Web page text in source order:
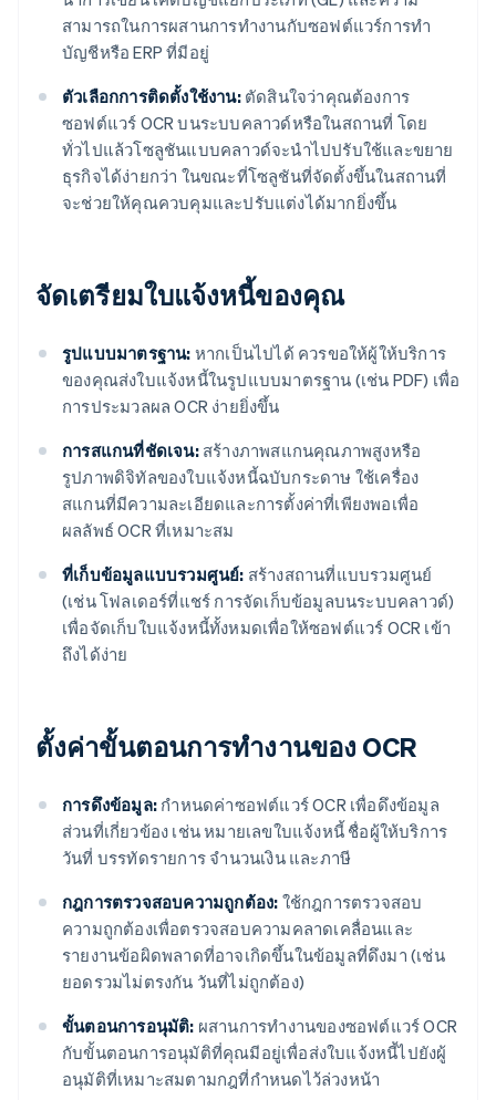
สามารถในการผสานการทํางานกับซอฟต์แวร์การทํา
บัญชีหรือ ERP ที่มีอยู่
ตัวเลือกการติดตั้งใช้งาน:ตัดสินใจว่าคุณต้องการ
ซอฟต์แวร์ OCR บนระบบคลาวด์หรือในสถานที่ โดย
ทั่วไปแล้วโซลูชันแบบคลาวด์จะนําไปปรับใช้และขยาย
ธุรกิจได้ง่ายกว่า ในขณะที่โซลูชันที่จัดตั้งขึ้นในสถานที่
จะช่วยให้คุณควบคุมและปรับแต่งได้มากยิ่งขึ้น
จัดเตรียมใบแจ้งหนี้ของคุณ
รูปแบบมาตรฐาน: หากเป็นไปได้ ควรขอให้ผู้ให้บริการ
ของคุณส่งใบแจ้งหนี้ในรูปแบบมาตรฐาน (เช่น PDF) เพื่อ
การประมวลผล OCR ง่ายยิ่งขึ้น
การสแกนที่ชัดเจน:สร้างภาพสแกนคุณภาพสูงหรือ
รูปภาพดิจิทัลของใบแจ้งหนี้ฉบับกระดาษ ใช้เครื่อง
สแกนที่มีความละเอียดและการตั้งค่าที่เพียงพอเพื่อ
ผลลัพธ์ OCR ที่เหมาะสม
ที่เก็บข้อมูลแบบรวมศูนย์: สร้างสถานที่แบบรวมศูนย์
(เช่น โฟลเดอร์ที่แชร์ การจัดเก็บข้อมูลบนระบบคลาวด์)
เพื่อจัดเก็บใบแจ้งหนี้ทั้งหมดเพื่อให้ซอฟต์แวร์ OCR เข้า
ถึงได้ง่าย
ตั้งค่าขั้นตอนการทํางานของ OCR
การดึงข้อมูล: กําหนดค่าซอฟต์แวร์ OCR เพื่อดึงข้อมูล
ส่วนที่เกี่ยวข้อง เช่น หมายเลขใบแจ้งหนี้ ชื่อผู้ให้บริการ
วันที่ บรรทัดรายการ จํานวนเงิน และภาษี
กฎการตรวจสอบความถูกต้อง: ใช้กฎการตรวจสอบ
ความถูกต้องเพื่อตรวจสอบความคลาดเคลื่อนและ
รายงานข้อผิดพลาดที่อาจเกิดขึ้นในข้อมูลที่ดึงมา (เช่น
ยอดรวมไม่ตรงกัน วันที่ไม่ถูกต้อง)
ขั้นตอนการอนุมัติ: ผสานการทํางานของซอฟต์แวร์ OCR
กับขั้นตอนการอนุมัติที่คุณมีอยู่เพื่อส่งใบแจ้งหนี้ไปยังผู้
อนุมัติที่เหมาะสมตามกฎที่กําหนดไว้ล่วงหน้า